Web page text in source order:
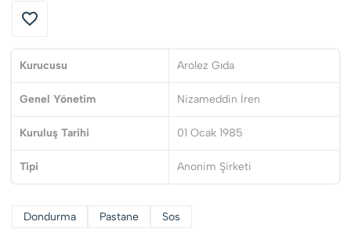
Kurucusu Arolez Gıda
Genel Yönetim Nizameddin İren
Kuruluş Tarihi 01 Ocak 1985
Tipi Anonim Şirketi
Dondurma Pastane Sos